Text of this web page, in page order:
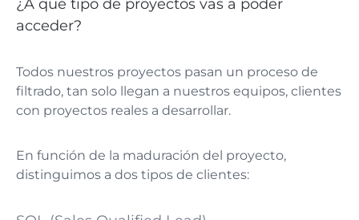
¿A qué tipo de proyectos vas a poder
acceder?
Todos nuestros proyectos pasan un proceso de
filtrado, tan solo llegan a nuestros equipos, clientes
con proyectos reales a desarrollar.
En función de la maduración del proyecto,
distinguimos a dos tipos de clientes: